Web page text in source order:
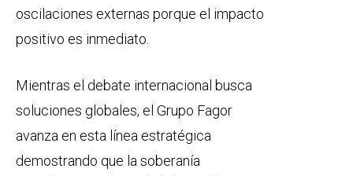
oscilaciones externas porque el impacto
positivo es inmediato.
Mientras el debate internacional busca
soluciones globales, el Grupo Fagor
avanza en esta línea estratégica
demostrando que la soberanía